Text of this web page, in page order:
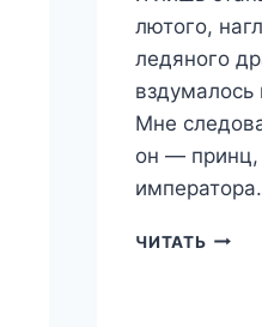
лютого,
ледяного
вздумалось
Мне
он —
ЧИТАТЬ МИР